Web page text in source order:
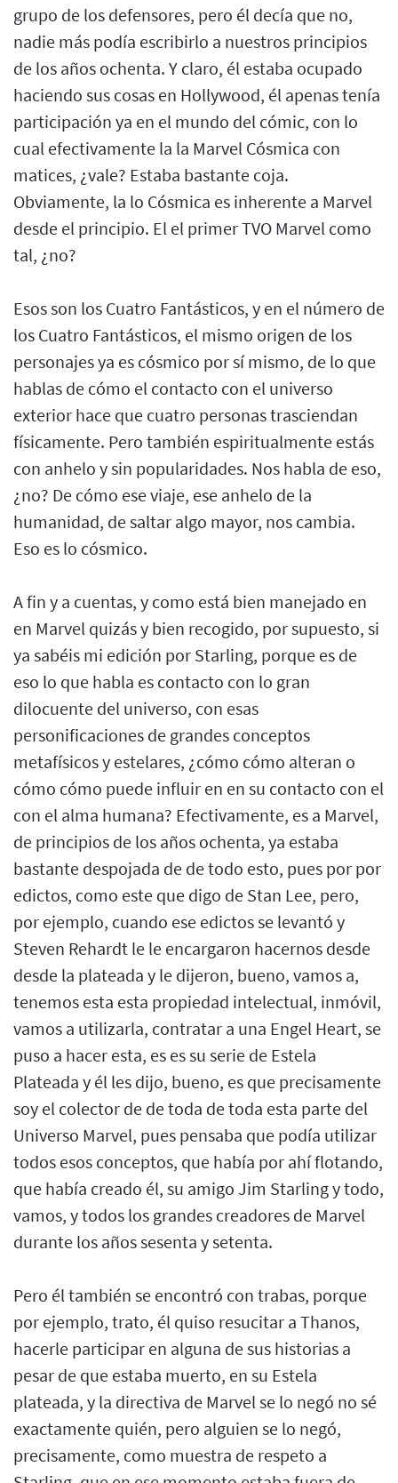
grupo de los defensores, pero él decía que no,
nadie más podía escribirlo a nuestros principios
de los años ochenta. Y claro, él estaba ocupado
haciendo sus cosas en Hollywood, él apenas tenía
participación ya en el mundo del cómic, con lo
cual efectivamente la la Marvel Cósmica con
matices, ¿vale? Estaba bastante coja.
Obviamente, la lo Cósmica es inherente a Marvel
desde el principio. El el primer TVO Marvel como
tal, ¿no?
Esos son los Cuatro Fantásticos, y en el número de
los Cuatro Fantásticos, el mismo origen de los
personajes ya es cósmico por sí mismo, de lo que
hablas de cómo el contacto con el universo
exterior hace que cuatro personas trasciendan
físicamente. Pero también espiritualmente estás
con anhelo y sin popularidades. Nos habla de eso,
¿no? De cómo ese viaje, ese anhelo de la
humanidad, de saltar algo mayor, nos cambia.
Eso es lo cósmico.
A fin y a cuentas, y como está bien manejado en
en Marvel quizás y bien recogido, por supuesto, si
ya sabéis mi edición por Starling, porque es de
eso lo que habla es contacto con lo gran
dilocuente del universo, con esas
personificaciones de grandes conceptos
metafísicos y estelares, ¿cómo cómo alteran o
cómo cómo puede influir en en su contacto con el
con el alma humana? Efectivamente, es a Marvel,
de principios de los años ochenta, ya estaba
bastante despojada de de todo esto, pues por por
edictos, como este que digo de Stan Lee, pero,
por ejemplo, cuando ese edictos se levantó y
Steven Rehardt le le encargaron hacernos desde
desde la plateada y le dijeron, bueno, vamos a,
tenemos esta esta propiedad intelectual, inmóvil,
vamos a utilizarla, contratar a una Engel Heart, se
puso a hacer esta, es es su serie de Estela
Plateada y él les dijo, bueno, es que precisamente
soy el colector de de toda de toda esta parte del
Universo Marvel, pues pensaba que podía utilizar
todos esos conceptos, que había por ahí flotando,
que había creado él, su amigo Jim Starling y todo,
vamos, y todos los grandes creadores de Marvel
durante los años sesenta y setenta.
Pero él también se encontró con trabas, porque
por ejemplo, trato, él quiso resucitar a Thanos,
hacerle participar en alguna de sus historias a
pesar de que estaba muerto, en su Estela
plateada, y la directiva de Marvel se lo negó no sé
exactamente quién, pero alguien se lo negó,
precisamente, como muestra de respeto a